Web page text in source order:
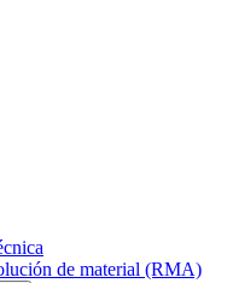
de material (RMA)